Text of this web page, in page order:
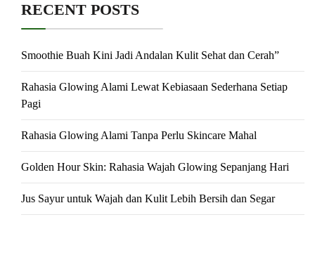
RECENT POSTS
Smoothie Buah Kini Jadi Andalan Kulit Sehat dan Cerah”
Rahasia Glowing Alami Lewat Kebiasaan Sederhana Setiap
Pagi
Rahasia Glowing Alami Tanpa Perlu Skincare Mahal
Golden Hour Skin: Rahasia Wajah Glowing Sepanjang Hari
Jus Sayur untuk Wajah dan Kulit Lebih Bersih dan Segar